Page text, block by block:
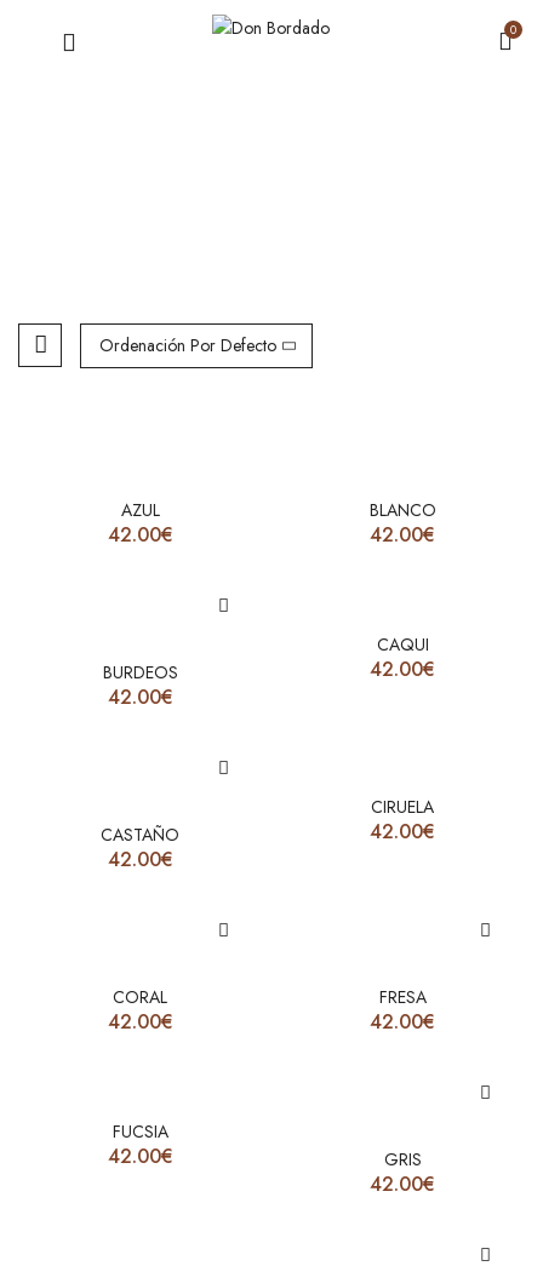
0
Ordenación Por Defecto
AZUL
42.00€
BLANCO
42.00€
BURDEOS
42.00€
CAQUI
42.00€
CASTAÑO
42.00€
CIRUELA
42.00€
CORAL
42.00€
FRESA
42.00€
FUCSIA
42.00€ GRIS
42.00€